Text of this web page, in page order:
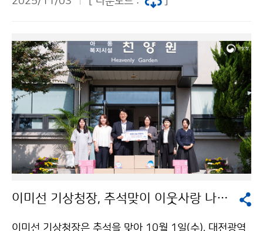
이미선 기상청장, 추석맞이 이웃사랑 나눔 실천
이미선 기상청장은 추석을 맞아 10월 1일(수), 대전광역